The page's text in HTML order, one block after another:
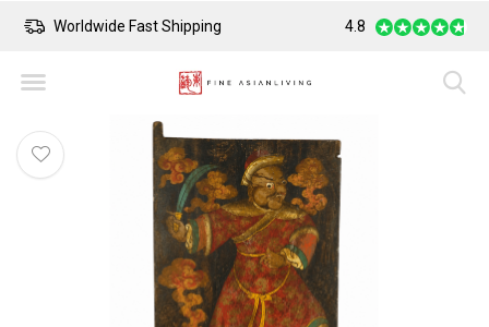
Worldwide Fast Shipping Safe Payment
4.8